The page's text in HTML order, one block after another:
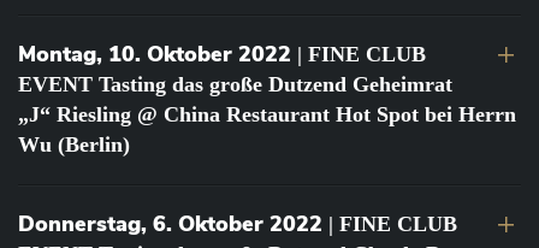
Montag, 10. Oktober 2022 | FINE CLUB
EVENT Tasting das große Dutzend Geheimrat
„J“ Riesling @ China Restaurant Hot Spot bei Herrn
Wu (Berlin)
Donnerstag, 6. Oktober 2022 | FINE CLUB